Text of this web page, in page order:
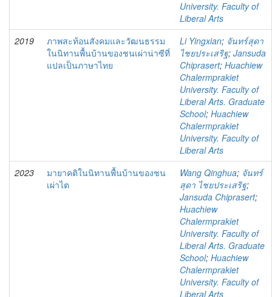
University. Faculty of
Liberal Arts
2019
ภาพสะท้อนสังคมและวัฒนธรรม
ในนิทานพื้นบ้านของชนเผ่าน่าซีที่
แปลเป็นภาษาไทย
Li Yingxian; จันทร์สุดา
ไชยประเสริฐ; Jansuda
Chiprasert; Huachiew
Chalermprakiet
University. Faculty of
Liberal Arts. Graduate
School; Huachiew
Chalermprakiet
University. Faculty of
Liberal Arts
2023
มายาคติในนิทานพื้นบ้านของชน
เผ่าไต
Wang Qinghua; จันทร์
สุดา ไชยประเสริฐ;
Jansuda Chiprasert;
Huachiew
Chalermprakiet
University. Faculty of
Liberal Arts. Graduate
School; Huachiew
Chalermprakiet
University. Faculty of
Liberal Arts